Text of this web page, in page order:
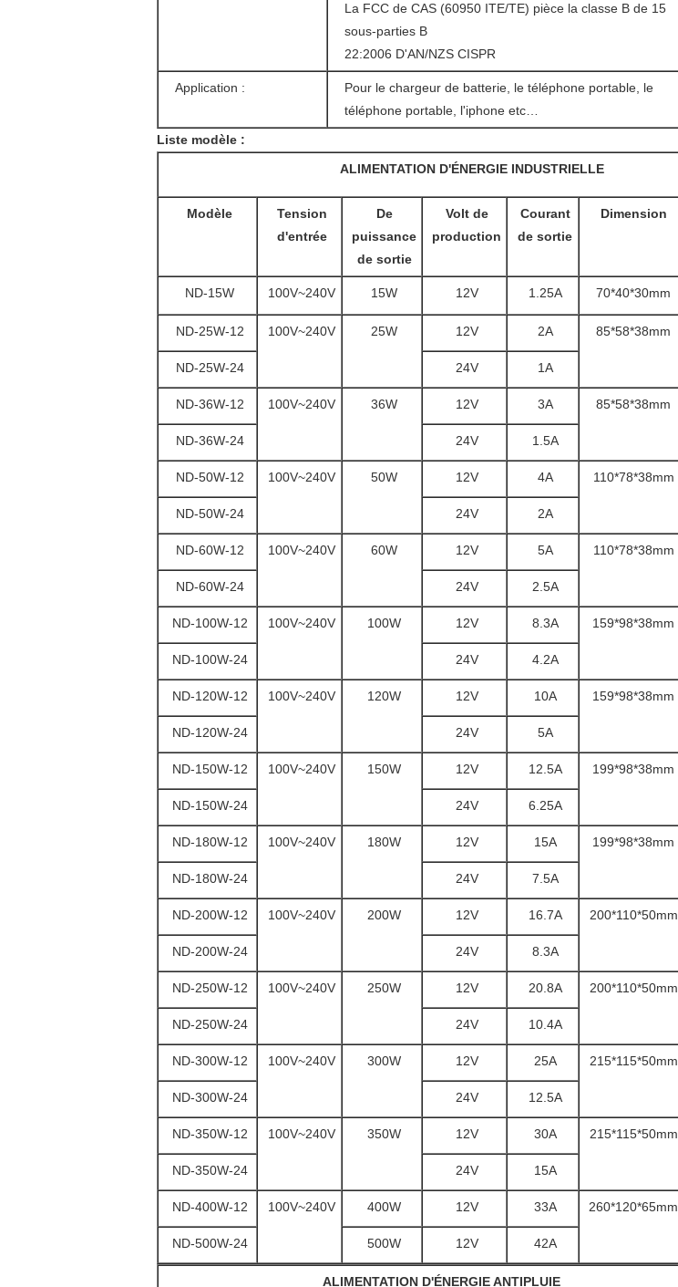
La FCC de CAS (60950 ITE/TE) pièce la classe B de 15
sous-parties B
22:2006 D'AN/NZS CISPR
Application :
Pour le chargeur de batterie, le téléphone portable, le
téléphone portable, l'iphone etc…
Liste modèle :
ALIMENTATION D'ÉNERGIE INDUSTRIELLE
Modèle
Tension
d'entrée
De
puissance
de sortie
Volt de
production
Courant
de sortie
Dimension
ND-15W 100V~240V 15W 12V 1.25A 70*40*30mm
ND-25W-12 100V~240V 25W 12V 2A 85*58*38mm
ND-25W-24 24V 1A
ND-36W-12 100V~240V 36W 12V 3A 85*58*38mm
ND-36W-24 24V 1.5A
ND-50W-12 100V~240V 50W 12V 4A 110*78*38mm
ND-50W-24 24V 2A
ND-60W-12 100V~240V 60W 12V 5A 110*78*38mm
ND-60W-24 24V 2.5A
ND-100W-12 100V~240V 100W 12V 8.3A 159*98*38mm
ND-100W-24 24V 4.2A
ND-120W-12 100V~240V 120W 12V 10A 159*98*38mm
ND-120W-24 24V 5A
ND-150W-12 100V~240V 150W 12V 12.5A 199*98*38mm
ND-150W-24 24V 6.25A
ND-180W-12 100V~240V 180W 12V 15A 199*98*38mm
ND-180W-24 24V 7.5A
ND-200W-12 100V~240V 200W 12V 16.7A 200*110*50mm
ND-200W-24 24V 8.3A
ND-250W-12 100V~240V 250W 12V 20.8A 200*110*50mm
ND-250W-24 24V 10.4A
ND-300W-12 100V~240V 300W 12V 25A 215*115*50mm
ND-300W-24 24V 12.5A
ND-350W-12 100V~240V 350W 12V 30A 215*115*50mm
ND-350W-24 24V 15A
ND-400W-12 100V~240V 400W 12V 33A 260*120*65mm
ND-500W-24 500W 12V 42A
ALIMENTATION D'ÉNERGIE ANTIPLUIE